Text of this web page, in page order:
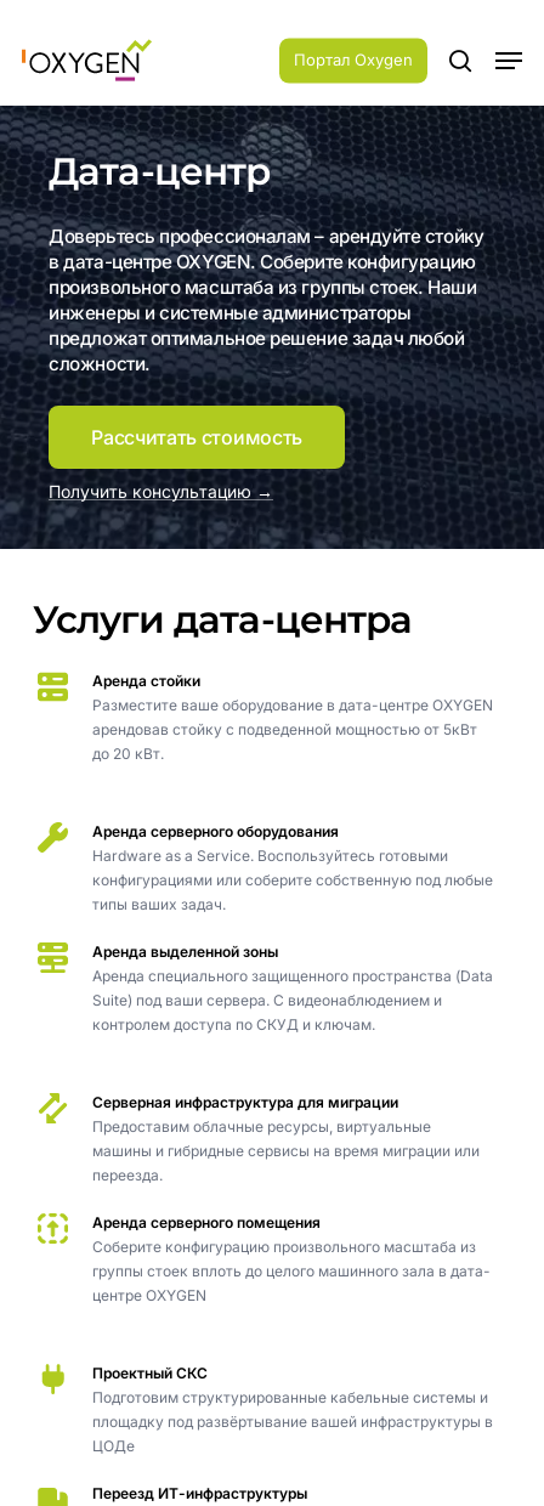
main
Портал Oxygen search
Дата-центр
Доверьтесь профессионалам – арендуйте стойку
в дата-центре OXYGEN. Соберите конфигурацию
произвольного масштаба из группы стоек. Наши
инженеры и системные администраторы
предложат оптимальное решение задач любой
сложности.
Рассчитать стоимость
Получить консультацию →
Услуги дата-центра
Аренда стойки
Разместите ваше оборудование в дата-центре OXYGEN
арендовав стойку с подведенной мощностью от 5кВт
до 20 кВт.
Аренда серверного оборудования
Hardware as a Service. Воспользуйтесь готовыми
конфигурациями или соберите собственную под любые
типы ваших задач.
Аренда выделенной зоны
Аренда специального защищенного пространства (Data
Suite) под ваши сервера. С видеонаблюдением и
контролем доступа по СКУД и ключам.
Cерверная инфраструктура для миграции
Предоставим облачные ресурсы, виртуальные
машины и гибридные сервисы на время миграции или
переезда.
Аренда серверного помещения
Соберите конфигурацию произвольного масштаба из
группы стоек вплоть до целого машинного зала в дата-
центре OXYGEN
Проектный СКС
Подготовим структурированные кабельные системы и
площадку под развёртывание вашей инфраструктуры в
ЦОДе
Переезд ИТ-инфраструктуры